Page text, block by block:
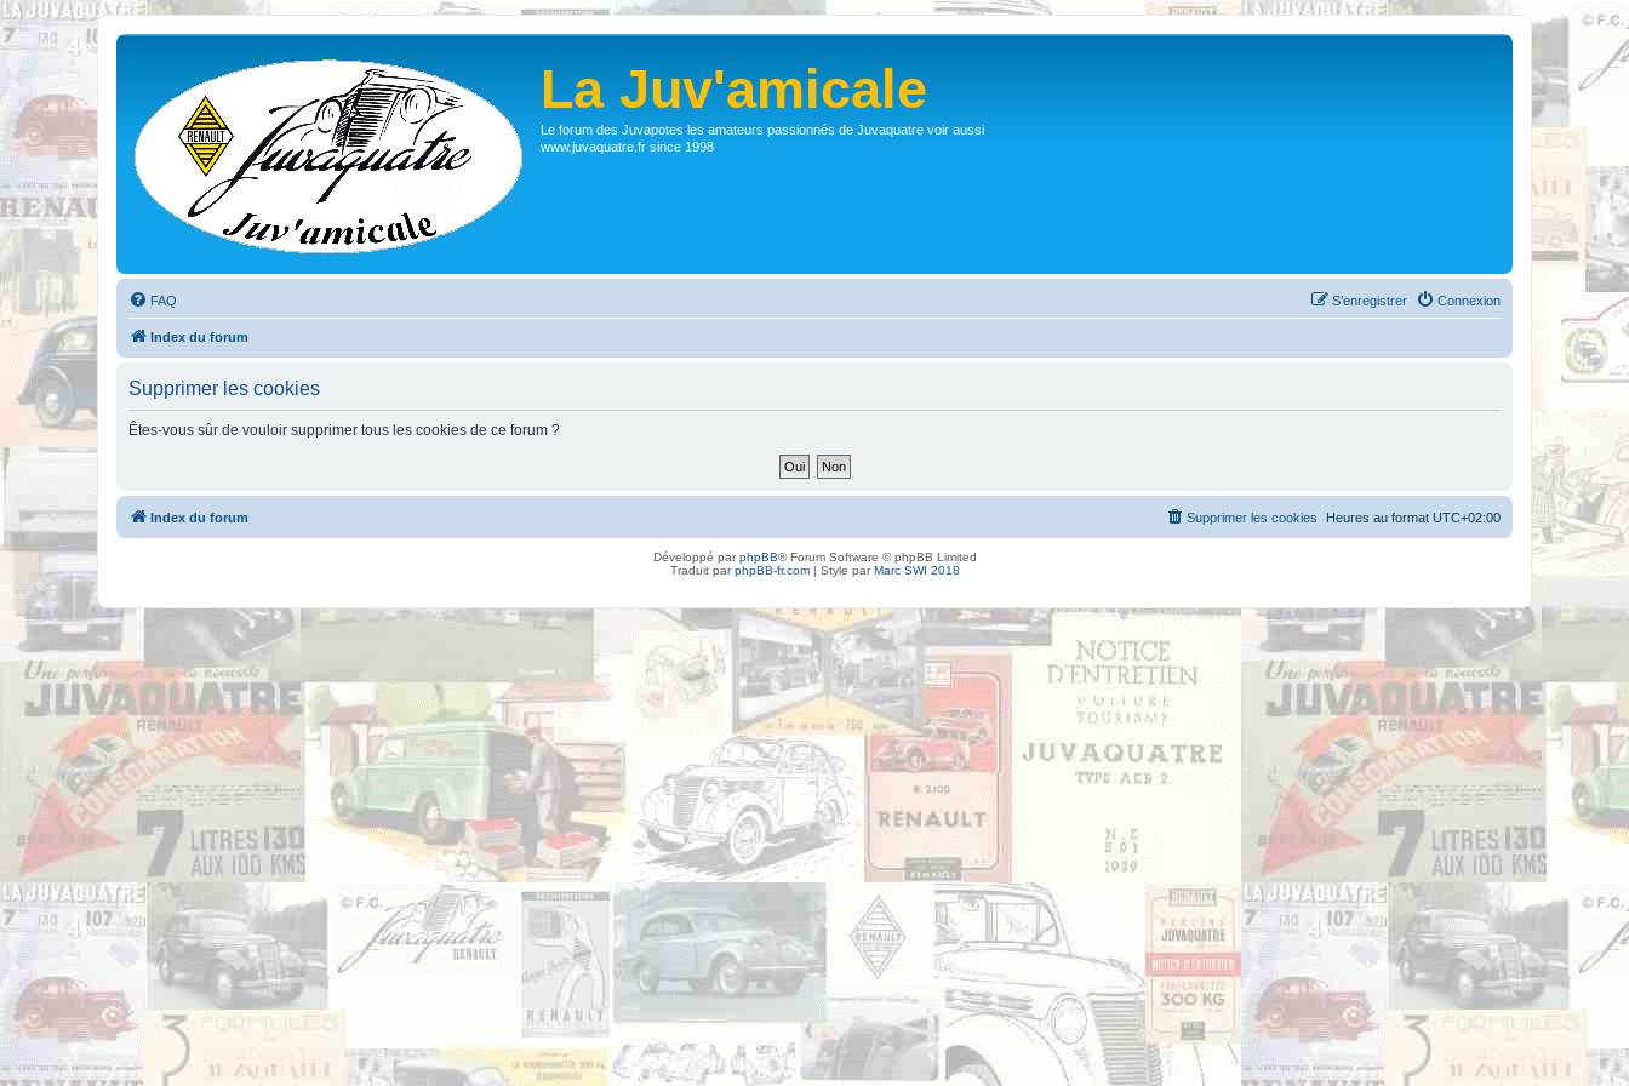
La Juv'amicale
Le forum des Juvapotes les amateurs passionnés de Juvaquatre voir aussi
www.juvaquatre.fr since 1998
FAQ Connexion
S’enregistrer
Index du forum
Supprimer les cookies
Êtes-vous sûr de vouloir supprimer tous les cookies de ce forum ?
Index du forum Heures au format UTC+02:00
Supprimer les cookies
Développé parphpBB® Forum Software © phpBB Limited
Traduit parphpBB-fr.com| Style parMarc SWI 2018